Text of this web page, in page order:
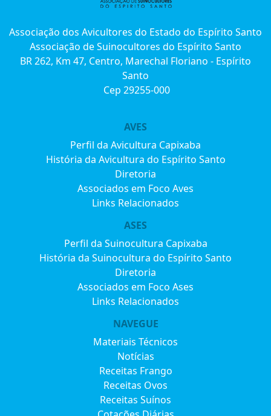
AVES
Perfil da Avicultura Capixaba
História da Avicultura do Espírito Santo
Diretoria
Associados em Foco Aves
Links Relacionados
ASES
Perfil da Suinocultura Capixaba
História da Suinocultura do Espírito Santo
Diretoria
Associados em Foco Ases
Links Relacionados
NAVEGUE
Materiais Técnicos
Notícias
Receitas Frango
Receitas Ovos
Receitas Suínos
Associação dos Avicultores do Estado do Espírito Santo
Associação de Suinocultores do Espírito Santo
BR 262, Km 47, Centro, Marechal Floriano - Espírito
Santo
Cep 29255-000